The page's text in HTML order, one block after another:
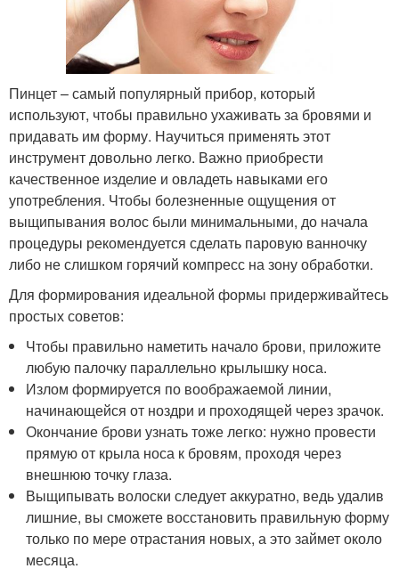
Пинцет – самый популярный прибор, который
используют, чтобы правильно ухаживать за бровями и
придавать им форму. Научиться применять этот
инструмент довольно легко. Важно приобрести
качественное изделие и овладеть навыками его
употребления. Чтобы болезненные ощущения от
выщипывания волос были минимальными, до начала
процедуры рекомендуется сделать паровую ванночку
либо не слишком горячий компресс на зону обработки.
Для формирования идеальной формы придерживайтесь
простых советов:
Чтобы правильно наметить начало брови, приложите
любую палочку параллельно крылышку носа.
Излом формируется по воображаемой линии,
начинающейся от ноздри и проходящей через зрачок.
Окончание брови узнать тоже легко: нужно провести
прямую от крыла носа к бровям, проходя через
внешнюю точку глаза.
Выщипывать волоски следует аккуратно, ведь удалив
лишние, вы сможете восстановить правильную форму
только по мере отрастания новых, а это займет около
месяца.